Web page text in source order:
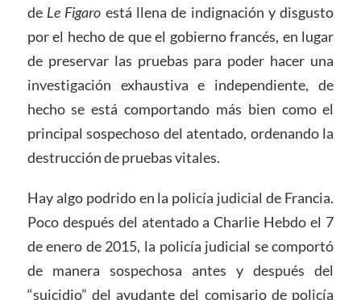
de Le Figaro está llena de indignación y disgusto
por el hecho de que el gobierno francés, en lugar
de preservar las pruebas para poder hacer una
investigación exhaustiva e independiente, de
hecho se está comportando más bien como el
principal sospechoso del atentado, ordenando la
destrucción de pruebas vitales.
Hay algo podrido en la policía judicial de Francia.
Poco después del atentado a Charlie Hebdo el 7
de enero de 2015, la policía judicial se comportó
de manera sospechosa antes y después del
“suicidio” del ayudante del comisario de policía